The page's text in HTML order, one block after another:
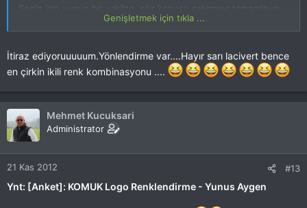
Senin için uygun bir vakitte, söz konusu çalışmayı tamamlayıp
bizimle paylaşmanı bekliyoruz.
Çalışma için yeniden ve şimdiden teşekkürler .
Genişletmek için tıkla ...
İtiraz ediyoruuuuum.Yönlendirme var....Hayır sarı lacivert bence
en çirkin ikili renk kombinasyonu ....
Mehmet Kucuksari
Administrator
21 Kas 2012 #13
Ynt: [Anket]: KOMUK Logo Renklendirme - Yunus Aygen